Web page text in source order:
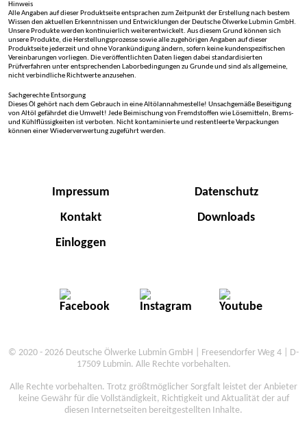
Hinweis
Alle Angaben auf dieser Produktseite entsprachen zum Zeitpunkt der Erstellung nach bestem
Wissen den aktuellen Erkenntnissen und Entwicklungen der Deutsche Ölwerke Lubmin GmbH.
Unsere Produkte werden kontinuierlich weiterentwickelt. Aus diesem Grund können sich
unsere Produkte, die Herstellungsprozesse sowie alle zugehörigen Angaben auf dieser
Produktseite jederzeit und ohne Vorankündigung ändern, sofern keine kundenspezifischen
Vereinbarungen vorliegen. Die veröffentlichten Daten liegen dabei standardisierten
Prüfverfahren unter entsprechenden Laborbedingungen zu Grunde und sind als allgemeine,
nicht verbindliche Richtwerte anzusehen.
Sachgerechte Entsorgung
Dieses Öl gehört nach dem Gebrauch in eine Altölannahmestelle! Unsachgemäße Beseitigung
von Altöl gefährdet die Umwelt! Jede Beimischung von Fremdstoffen wie Lösemitteln, Brems-
und Kühlflüssigkeiten ist verboten. Nicht kontaminierte und restentleerte Verpackungen
können einer Wiederverwertung zugeführt werden.
Impressum
Datenschutz
Kontakt
Downloads
Einloggen
© 2020 - 2026 Deutsche Ölwerke Lubmin GmbH | Freesendorfer Weg 4 | D-
17509 Lubmin. Alle Rechte vorbehalten.
Alle Rechte vorbehalten. Trotz größtmöglicher Sorgfalt leistet der Anbieter
keine Gewähr für die Vollständigkeit, Richtigkeit und Aktualität der auf
diesen Internetseiten bereitgestellten Inhalte.